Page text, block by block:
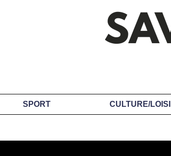
SPORT CULTURE/